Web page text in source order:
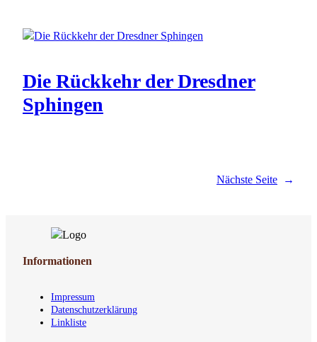
Die Rückkehr der Dresdner
Sphingen
Nächste Seite →
Informationen
Impressum
Datenschutzerklärung
Linkliste